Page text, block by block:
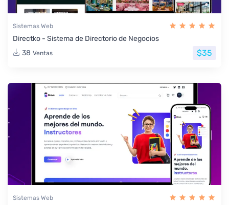
Sistemas Web
Directko - Sistema de Directorio de Negocios
38 Ventas $35
Sistemas Web